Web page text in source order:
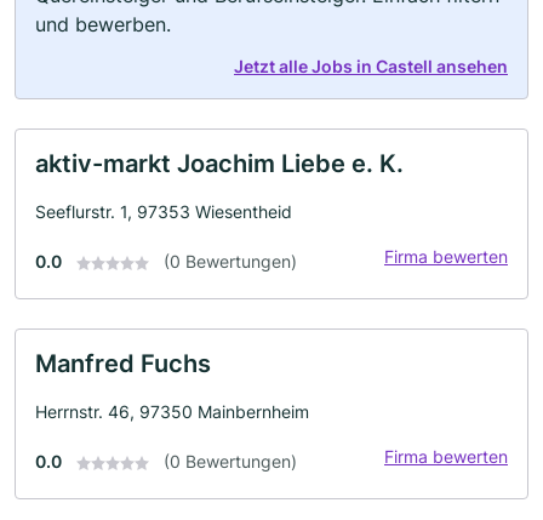
und bewerben.
Jetzt alle Jobs in Castell ansehen
aktiv-markt Joachim Liebe e. K.
Seeflurstr. 1, 97353 Wiesentheid
0.0 (0 Bewertungen) Firma bewerten
Manfred Fuchs
Herrnstr. 46, 97350 Mainbernheim
0.0 (0 Bewertungen) Firma bewerten